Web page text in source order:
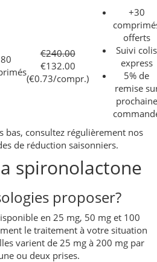
€240.00
€132.00
(€0.73/compr.)
+30
offerts
Suivi colis
express
5% de
remise
prochaine
bas, consultez régulièrement nos
de réduction saisonniers.
spironolactone
proposer?
en 25 mg, 50 mg et 100
le traitement à votre situation
varient de 25 mg à 200 mg par
ou deux prises.